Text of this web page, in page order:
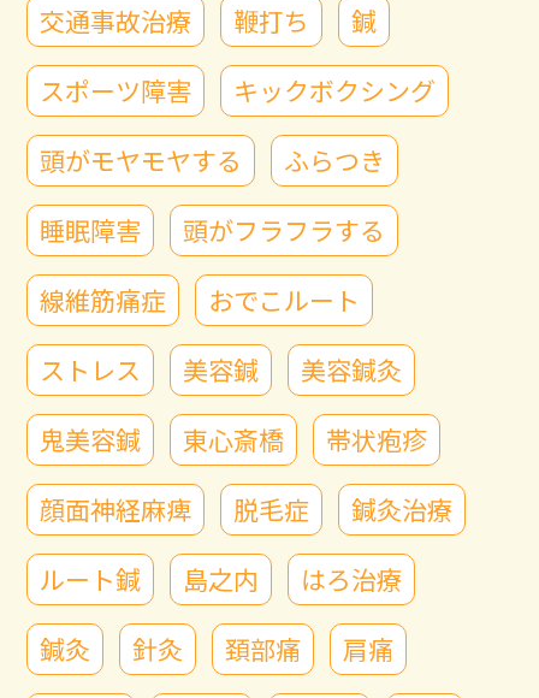
交通事故治療
鞭打ち
鍼
スポーツ障害
キックボクシング
頭がモヤモヤする
ふらつき
睡眠障害
頭がフラフラする
線維筋痛症
おでこルート
ストレス
美容鍼
美容鍼灸
鬼美容鍼
東心斎橋
帯状疱疹
顔面神経麻痺
脱毛症
鍼灸治療
ルート鍼
島之内
はろ治療
鍼灸
針灸 頚部痛
肩痛